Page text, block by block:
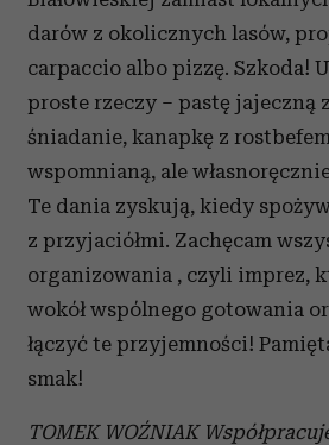
darów z okolicznych lasów,
carpaccio albo pizzę. Szkoda!
proste rzeczy – pastę jajeczną
śniadanie, kanapkę z
wspomnianą, ale
Te dania zyskują, kiedy
z przyjaciółmi. Zachęcam
organizowania , czyli imprez,
wokół wspólnego gotowania
łączyć te przyjemności!
smak!
TOMEK WOŹNIAK